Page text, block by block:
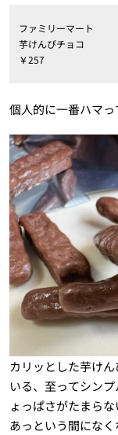
ファミリーマート
芋けんぴチョコ
￥257
個人的に一番ハマっ
カリッとした芋け
いる、至ってシン
ょっぱさがたまら
あっという間になく